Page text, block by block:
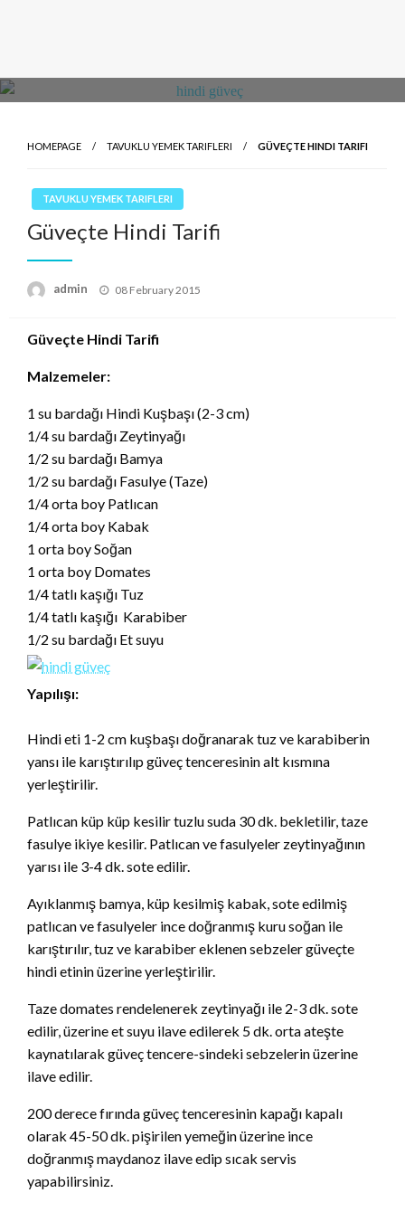
HOMEPAGE TAVUKLU YEMEK TARIFLERI GÜVEÇTE HINDI TARIFI
TAVUKLU YEMEK TARIFLERI
Güveçte Hindi Tarifi
admin
Posted
08 February 2015
Güveçte Hindi Tarifi
Malzemeler:
1 su bardağı Hindi Kuşbaşı (2-3 cm)
1/4 su bardağı Zeytinyağı
1/2 su bardağı Bamya
1/2 su bardağı Fasulye (Taze)
1/4 orta boy Patlıcan
1/4 orta boy Kabak
1 orta boy Soğan
1 orta boy Domates
1/4 tatlı kaşığı Tuz
1/4 tatlı kaşığı Karabiber
1/2 su bardağı Et suyu
Yapılışı:
Hindi eti 1-2 cm kuşbaşı doğranarak tuz ve karabiberin
yansı ile karıştırılıp güveç tenceresinin alt kısmına
yerleştirilir.
Patlıcan küp küp kesilir tuzlu suda 30 dk. bekletilir, taze
fasulye ikiye kesilir. Patlıcan ve fasulyeler zeytinyağının
yarısı ile 3-4 dk. sote edilir.
Ayıklanmış bamya, küp kesilmiş kabak, sote edilmiş
patlıcan ve fasulyeler ince doğranmış kuru soğan ile
karıştırılır, tuz ve karabiber eklenen sebzeler güveçte
hindi etinin üzerine yerleştirilir.
Taze domates rendelenerek zeytinyağı ile 2-3 dk. sote
edilir, üzerine et suyu ilave edilerek 5 dk. orta ateşte
kaynatılarak güveç tencere-sindeki sebzelerin üzerine
ilave edilir.
200 derece fırında güveç tenceresinin kapağı kapalı
olarak 45-50 dk. pişirilen yemeğin üzerine ince
doğranmış maydanoz ilave edip sıcak servis
yapabilirsiniz.